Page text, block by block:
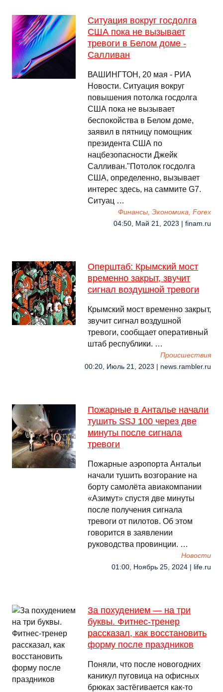
Ситуация вокруг госдолга
США пока не вызывает
тревоги в Белом доме -
Салливан
ВАШИНГТОН, 20 мая - РИА
Новости. Ситуация вокруг
повышения потолка госдолга
США пока не вызывает
беспокойства в Белом доме,
заявил в пятницу помощник
президента США по
нацбезопасности Джейк
Салливан."Потолок госдолга
США, определенно, вызывает
интерес здесь, на саммите G7.
Ситуац …
Финансы, Экономика, Forex
04:50, Май 21, 2023 | finam.ru
Оперштаб: Крымский мост
временно закрыт, звучит
сигнал воздушной тревоги
Крымский мост временно закрыт,
звучит сигнал воздушной
тревоги, сообщает оперативный
штаб республики. …
Происшествия
00:20, Июль 21, 2023 | news.rambler.ru
Пожарные в Анталье начали
тушить SSJ 100 через две
минуты после сигнала
тревоги
Пожарные аэропорта Антальи
начали тушить возгорание на
борту самолёта авиакомпании
«Азимут» спустя две минуты
после получения сигнала
тревоги от пилотов. Об этом
говорится в заявлении
руководства провинции. …
Новости
01:00, Ноябрь 25, 2024 | life.ru
За похудением — на три
буквы. Фитнес-тренер
рассказал, как восстановить
форму после праздников
Поняли, что после новогодних
каникул пуговица на офисных
брюках застёгивается как-то